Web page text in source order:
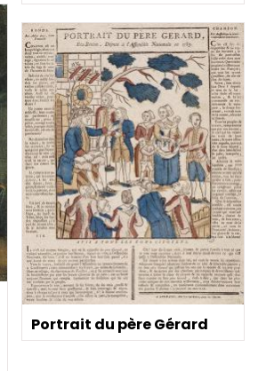
Portrait du père Gérard